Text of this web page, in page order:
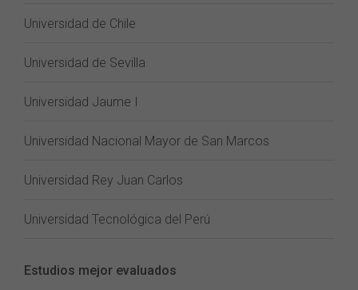
Universidad de Chile
Universidad de Sevilla
Universidad Jaume I
Universidad Nacional Mayor de San Marcos
Universidad Rey Juan Carlos
Universidad Tecnológica del Perú
Estudios mejor evaluados